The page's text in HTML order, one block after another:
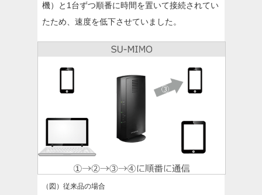
機）と1台ずつ順番に時間を置いて接続されてい
たため、速度を低下させていました。
（図）従来品の場合